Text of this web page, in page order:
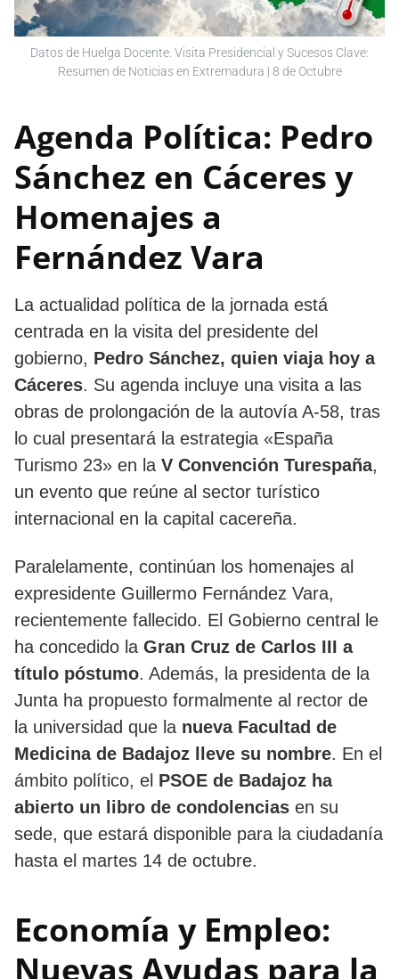
Datos de Huelga Docente. Visita Presidencial y Sucesos Clave:
Resumen de Noticias en Extremadura | 8 de Octubre
Agenda Política: Pedro
Sánchez en Cáceres y
Homenajes a
Fernández Vara
La actualidad política de la jornada está
centrada en la visita del presidente del
gobierno, Pedro Sánchez, quien viaja hoy a
Cáceres. Su agenda incluye una visita a las
obras de prolongación de la autovía A-58, tras
lo cual presentará la estrategia «España
Turismo 23» en la V Convención Turespaña,
un evento que reúne al sector turístico
internacional en la capital cacereña.
Paralelamente, continúan los homenajes al
expresidente Guillermo Fernández Vara,
recientemente fallecido. El Gobierno central le
ha concedido la Gran Cruz de Carlos III a
título póstumo. Además, la presidenta de la
Junta ha propuesto formalmente al rector de
la universidad que la nueva Facultad de
Medicina de Badajoz lleve su nombre. En el
ámbito político, el PSOE de Badajoz ha
abierto un libro de condolencias en su
sede, que estará disponible para la ciudadanía
hasta el martes 14 de octubre.
Economía y Empleo:
Nuevas Ayudas para la